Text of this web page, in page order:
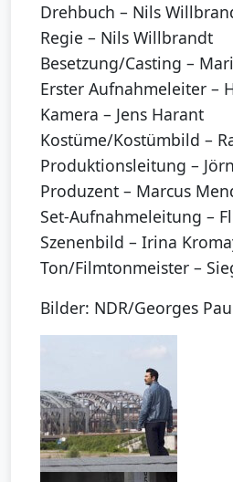
Drehbuch – Nils
Regie – Nils Willbrandt
Besetzung/Casting –
Erster Aufnahmeleiter –
Kamera – Jens Harant
Kostüme/Kostümbild –
Produktionsleitung –
Produzent – Marcus
Set-Aufnahmeleitung –
Szenenbild – Irina
Ton/Filmtonmeister –
Bilder: NDR/Georges